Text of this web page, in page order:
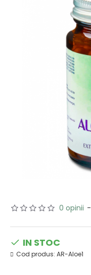
0 opinii -
IN STOC
Cod produs: AR-Aloe1